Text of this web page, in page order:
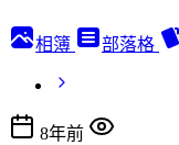
相簿 部落格
8年前